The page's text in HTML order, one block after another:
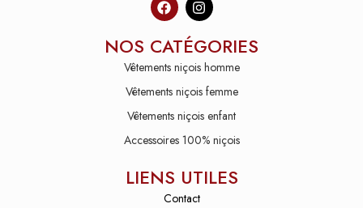
NOS CATÉGORIES
Vêtements niçois homme
Vêtements niçois femme
Vêtements niçois enfant
Accessoires 100% niçois
LIENS UTILES
Contact